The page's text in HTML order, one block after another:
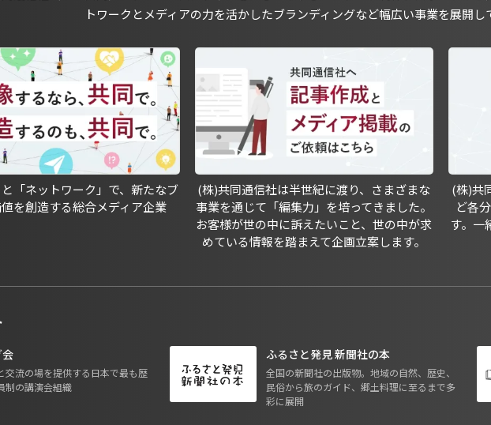
トワークとメディアの力を活かしたブランディングなど幅広い事業を展開し
と「ネットワーク」で、新たなブ
を創造する総合メディア企業
(株)共同通信社は半世紀に渡り、さまざまな
事業を通じて「編集力」を培ってきました。
お客様が世の中に訴えたいこと、世の中が求
めている情報を踏まえて企画立案します。
(株)共
ど各
す。一
交流の場を提供する日本で最も歴
制の講演会組織
ふるさと発見 新聞社の本
全国の新聞社の出版物。地域の自然、歴史、
民俗から旅のガイド、郷土料理に至るまで多
彩に展開